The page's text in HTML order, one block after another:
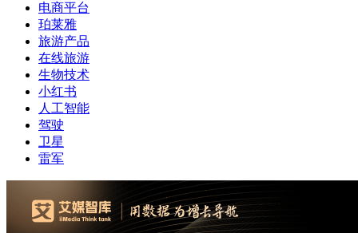
电商平台
珀莱雅
旅游产品
在线旅游
生物技术
小红书
人工智能
驾驶
卫星
雷军